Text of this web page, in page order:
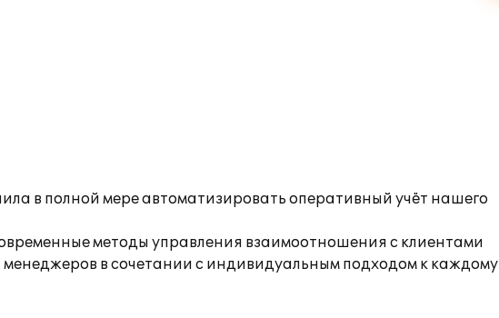
в полной мере автоматизировать оперативный учёт нашего
методы управления взаимоотношения с клиентами
менеджеров в сочетании с индивидуальным подходом к каждому